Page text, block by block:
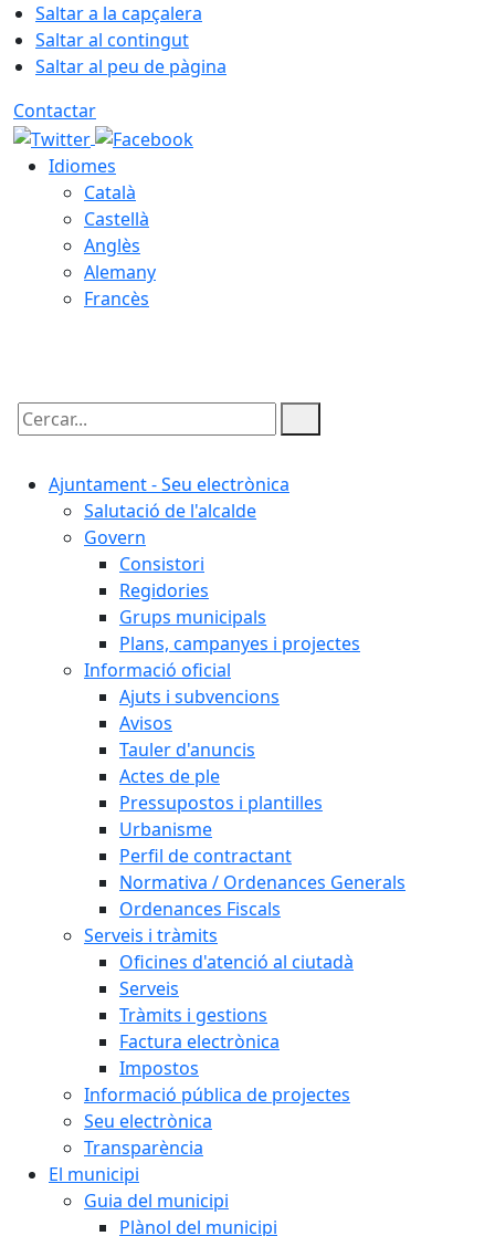
Saltar a la capçalera
Saltar al contingut
Saltar al peu de pàgina
Contactar
Idiomes
Català
Castellà
Anglès
Alemany
Francès
Cercar:
Ajuntament - Seu electrònica
Salutació de l'alcalde
Govern
Consistori
Regidories
Grups municipals
Plans, campanyes i projectes
Informació oficial
Ajuts i subvencions
Avisos
Tauler d'anuncis
Actes de ple
Pressupostos i plantilles
Urbanisme
Perfil de contractant
Normativa / Ordenances Generals
Ordenances Fiscals
Serveis i tràmits
Oficines d'atenció al ciutadà
Serveis
Tràmits i gestions
Factura electrònica
Impostos
Informació pública de projectes
Seu electrònica
Transparència
El municipi
Guia del municipi
Plànol del municipi